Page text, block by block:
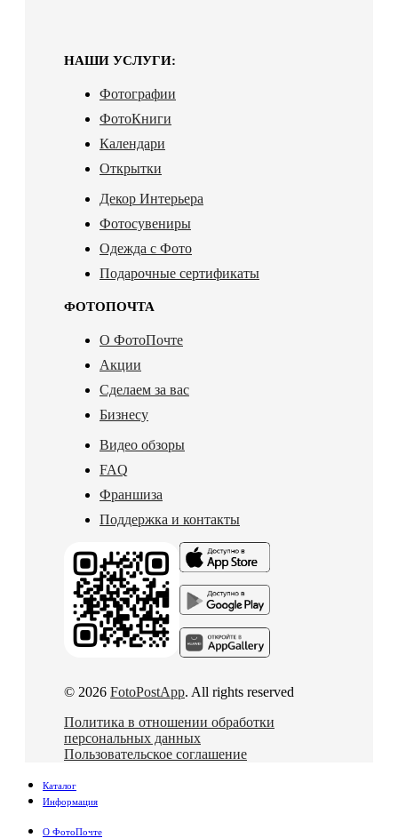
НАШИ УСЛУГИ:
Фотографии
ФотоКниги
Календари
Открытки
Декор Интерьера
Фотосувениры
Одежда с Фото
Подарочные сертификаты
ФОТОПОЧТА
О ФотоПочте
Акции
Сделаем за вас
Бизнесу
Видео обзоры
FAQ
Франшиза
Поддержка и контакты
© 2026 FotoPostApp. All rights reserved
Политика в отношении обработки
персональных данных
Пользовательское соглашение
Каталог
Информация
О ФотоПочте